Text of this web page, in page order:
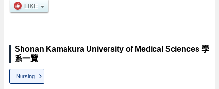
Shonan Kamakura University of Medical Sciences 學
系一覽
Nursing